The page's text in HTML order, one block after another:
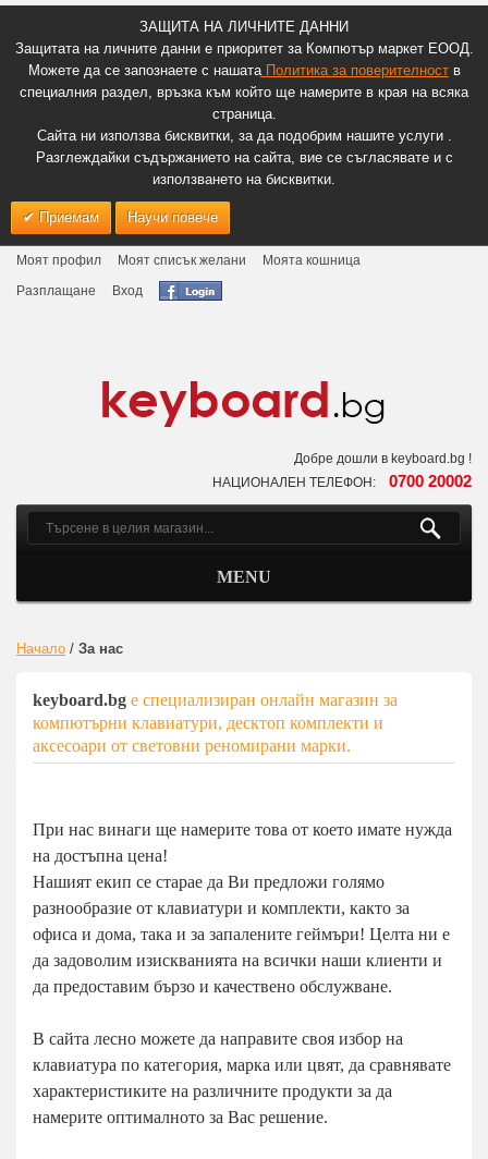
ЗАЩИТА НА ЛИЧНИТЕ ДАННИ
Защитата на личните данни е приоритет за Компютър маркет ЕООД.
Можете да се запознаете с нашатаПолитика за поверителноств
специалния раздел, връзка към който ще намерите в края на всяка
страница.
Сайта ни използва бисквитки, за да подобрим нашите услуги .
Разглеждайки съдържанието на сайта, вие се съгласявате и с
използването на бисквитки.
Приемам Научи повече
Моят профил Моят списък желани
Моята кошница
Разплащане
Вход
Добре дошли в keyboard.bg !
НАЦИОНАЛЕН ТЕЛЕФОН: 0700 20002
MENU
Начало / За нас
keyboard.bg е специализиран онлайн магазин за
компютърни клавиатури, десктоп комплекти и
аксесоари от световни реномирани марки.
При нас винаги ще намерите това от което имате нужда
на достъпна цена!
Нашият екип се старае да Ви предложи голямо
разнообразие от клавиатури и комплекти, както за
офиса и дома, така и за запалените геймъри! Целта ни е
да задоволим изискванията на всички наши клиенти и
да предоставим бързо и качествено обслужване.
В сайта лесно можете да направите своя избор на
клавиатура по категория, марка или цвят, да сравнявате
характеристиките на различните продукти за да
намерите оптималното за Вас решение.